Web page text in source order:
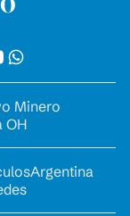
Minero
OH
Argentina